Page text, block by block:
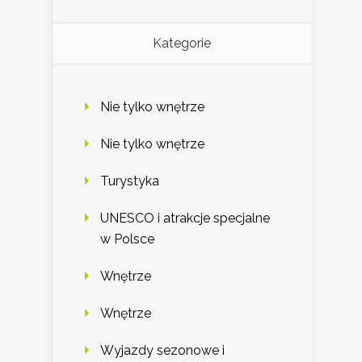
Kategorie
Nie tylko wnętrze
Nie tylko wnętrze
Turystyka
UNESCO i atrakcje specjalne
w Polsce
Wnętrze
Wnętrze
Wyjazdy sezonowe i